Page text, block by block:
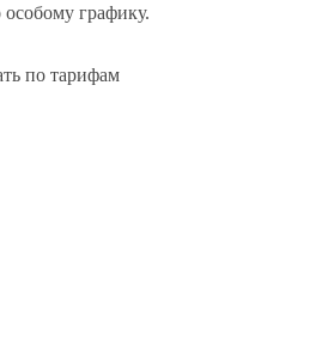
особому графику.
по тарифам